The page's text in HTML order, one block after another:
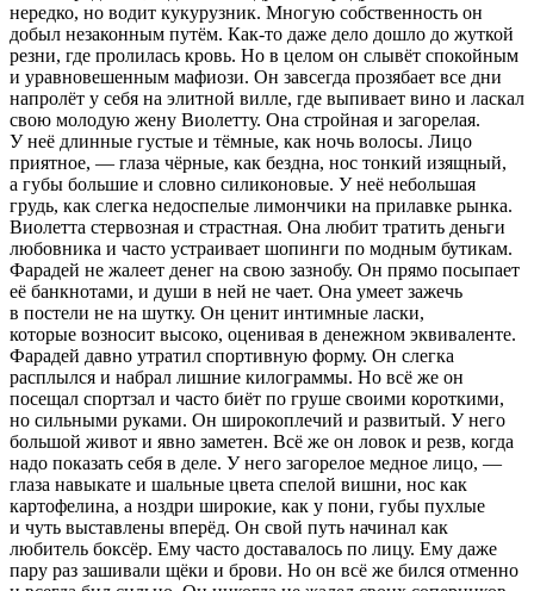
нередко, но водит кукурузник. Многую собственность он
добыл незаконным путём. Как-то даже дело дошло до жуткой
резни, где пролилась кровь. Но в целом он слывёт спокойным
и уравновешенным мафиози. Он завсегда прозябает все дни
напролёт у себя на элитной вилле, где выпивает вино и ласкал
свою молодую жену Виолетту. Она стройная и загорелая.
У неё длинные густые и тёмные, как ночь волосы. Лицо
приятное, — глаза чёрные, как бездна, нос тонкий изящный,
а губы большие и словно силиконовые. У неё небольшая
грудь, как слегка недоспелые лимончики на прилавке рынка.
Виолетта стервозная и страстная. Она любит тратить деньги
любовника и часто устраивает шопинги по модным бутикам.
Фарадей не жалеет денег на свою зазнобу. Он прямо посыпает
её банкнотами, и души в ней не чает. Она умеет зажечь
в постели не на шутку. Он ценит интимные ласки,
которые возносит высоко, оценивая в денежном эквиваленте.
Фарадей давно утратил спортивную форму. Он слегка
расплылся и набрал лишние килограммы. Но всё же он
посещал спортзал и часто биёт по груше своими короткими,
но сильными руками. Он широкоплечий и развитый. У него
большой живот и явно заметен. Всё же он ловок и резв, когда
надо показать себя в деле. У него загорелое медное лицо, —
глаза навыкате и шальные цвета спелой вишни, нос как
картофелина, а ноздри широкие, как у пони, губы пухлые
и чуть выставлены вперёд. Он свой путь начинал как
любитель боксёр. Ему часто доставалось по лицу. Ему даже
пару раз зашивали щёки и брови. Но он всё же бился отменно